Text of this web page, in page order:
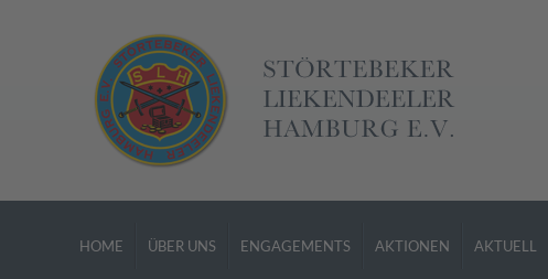
HOME ÜBER UNS ENGAGEMENTS AKTIONEN AKTUELL